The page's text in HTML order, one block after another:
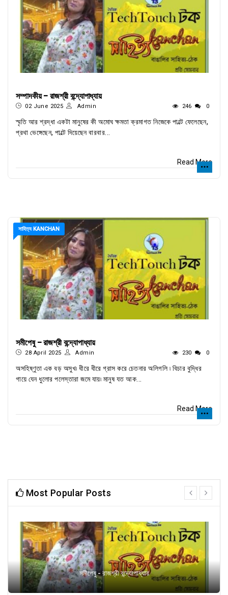
সম্পাদকীয় - রাজশ্রী বন্দ্যোপাধ্যায়
02 June 2025 Admin 246 0
স্মৃতি আর শ্রদ্ধা একটা মানুষের কী অমোঘ ক্ষমতা ক্রমাগত নিজেকে পাল্টে ফেলেছেন,
প্রথা ভেঙ্গেছেন, পাল্টে দিয়েছেন বারবার...
Read More
সাহিত্য KANCHAN
সমীপেষু - রাজশ্রী বন্দ্যোপাধ্যায়
28 April 2025 Admin 230 0
অসহিষ্ণুতা এক বড় অসুখ৷ ধীরে ধীরে গ্রাস করে চেতনার অলিগলি ৷ বিচার বুদ্ধির
গায়ে যেন ধুলোর পলেস্তারা জমে যায়৷ মানুষ যত আক...
Read More
Most Popular Posts
সমীপেষু - রাজশ্রী বন্দ্যোপাধ্যায়
prev